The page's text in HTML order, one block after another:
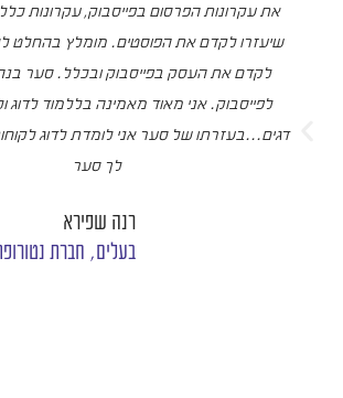
את עקרונות הפרסום בפייסבוק, עקרונות
שיעזרו לקדם את הפוסטים. מומלץ בהחלט
לקדם את העסק בפייסבוק ובכלל. סער בנה
לפייסבוק. אני מאוד מאמינה בללמוד לדוג
דגים...בעזרתו של סער אני לומדת לדוג
לך סער
רנה שפירא
בעלים, חברת